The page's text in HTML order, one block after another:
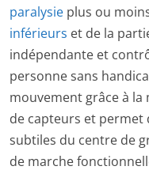
paralysie plus ou
inférieurs et de la
indépendante et
personne sans
mouvement grâce à
de capteurs et permet
subtiles du centre de
de marche